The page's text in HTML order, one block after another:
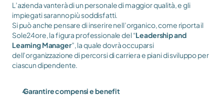
L’azienda vanterà di un personale di maggior qualità, e gli
impiegati saranno più soddisfatti.
Si può anche pensare di inserire nell’organico, come riporta il
Sole24ore, la figura professionale del “Leadership and
Learning Manager”, la quale dovrà occuparsi
dell’organizzazione di percorsi di carriera e piani di sviluppo per
ciascun dipendente.
Garantire compensi e benefit